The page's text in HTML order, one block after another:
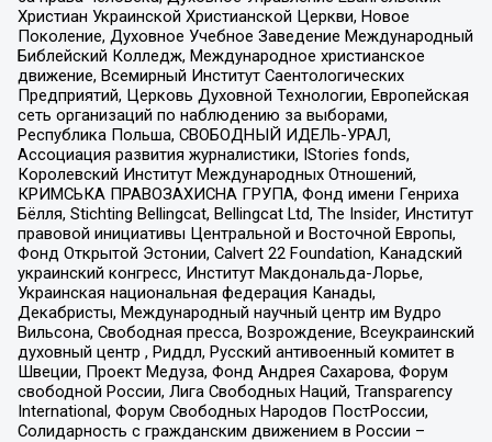
Христиан Украинской Христианской Церкви, Новое
Поколение, Духовное Учебное Заведение Международный
Библейский Колледж, Международное христианское
движение, Всемирный Институт Саентологических
Предприятий, Церковь Духовной Технологии, Европейская
сеть организаций по наблюдению за выборами,
Республика Польша, СВОБОДНЫЙ ИДЕЛЬ-УРАЛ,
Ассоциация развития журналистики, IStories fonds,
Королевский Институт Международных Отношений,
КРИМСЬКА ПРАВОЗАХИСНА ГРУПА, Фонд имени Генриха
Бёлля, Stichting Bellingcat, Bellingcat Ltd, The Insider, Институт
правовой инициативы Центральной и Восточной Европы,
Фонд Открытой Эстонии, Calvert 22 Foundation, Канадский
украинский конгресс, Институт Макдональда-Лорье,
Украинская национальная федерация Канады,
Декабристы, Международный научный центр им Вудро
Вильсона, Свободная пресса, Возрождение, Всеукраинский
духовный центр , Риддл, Русский антивоенный комитет в
Швеции, Проект Медуза, Фонд Андрея Сахарова, Форум
свободной России, Лига Свободных Наций, Transparеncy
International, Форум Свободных Народов ПостРоссии,
Солидарность с гражданским движением в России –